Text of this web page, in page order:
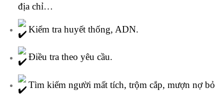
địa chỉ…
Kiểm tra huyết thống, ADN.
Điều tra theo yêu cầu.
Tìm kiếm người mất tích, trộm cắp, mượn nợ bỏ